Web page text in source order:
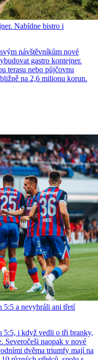
Nabídne bistro i
návštěvníkům nové
gastro kontejner.
terasu nebo půjčovnu
na 2,6 milionu korun.
5:5 a nevyhráli ani třetí
5:5, i když vedli o tři branky,
Severočeši naopak v nové
dvěma triumfy mají na